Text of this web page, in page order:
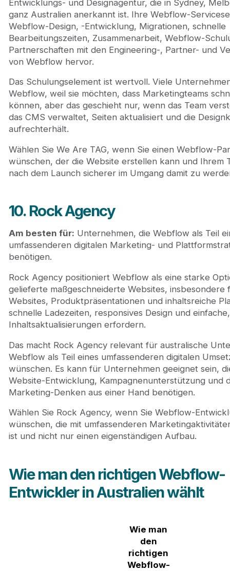
Entwicklungs- und Designagentur, die in Sydney,
ganz Australien anerkannt ist. Ihre Webflow-
Webflow-Design, -Entwicklung, Migrationen, schnelle
Bearbeitungszeiten, Zusammenarbeit, Webflow-
Partnerschaften mit den Engineering-, Partner- und
von Webflow hervor.
Das Schulungselement ist wertvoll. Viele
Webflow, weil sie möchten, dass Marketingteams
können, aber das geschieht nur, wenn das Team
das CMS verwaltet, Seiten aktualisiert und die
aufrechterhält.
Wählen Sie We Are TAG, wenn Sie einen Webflow-
wünschen, der die Website erstellen kann und Ihrem
nach dem Launch sicherer im Umgang damit zu
10. Rock Agency
Am besten für: Unternehmen, die Webflow als Teil
umfassenderen digitalen Marketing- und
benötigen.
Rock Agency positioniert Webflow als eine starke
gelieferte maßgeschneiderte Websites,
Websites, Produktpräsentationen und inhaltsreiche
schnelle Ladezeiten, responsives Design und
Inhaltsaktualisierungen erfordern.
Das macht Rock Agency relevant für australische
Webflow als Teil eines umfassenderen digitalen
wünschen. Es kann für Unternehmen geeignet sein,
Website-Entwicklung, Kampagnenunterstützung und
Marketing-Denken aus einer Hand benötigen.
Wählen Sie Rock Agency, wenn Sie Webflow-
wünschen, die mit umfassenderen
ist und nicht nur einen eigenständigen Aufbau.
Wie man den richtigen Webflow-
Entwickler in Australien wählt
Wie man
den
richtigen
Webflow-